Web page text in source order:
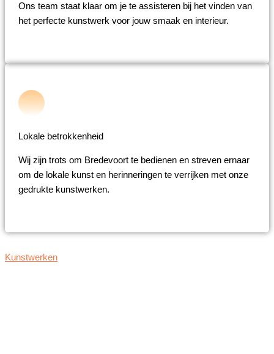
Ons team staat klaar om je te assisteren bij het vinden van
het perfecte kunstwerk voor jouw smaak en interieur.
Lokale betrokkenheid
Wij zijn trots om Bredevoort te bedienen en streven ernaar
om de lokale kunst en herinneringen te verrijken met onze
gedrukte kunstwerken.
Kunstwerken